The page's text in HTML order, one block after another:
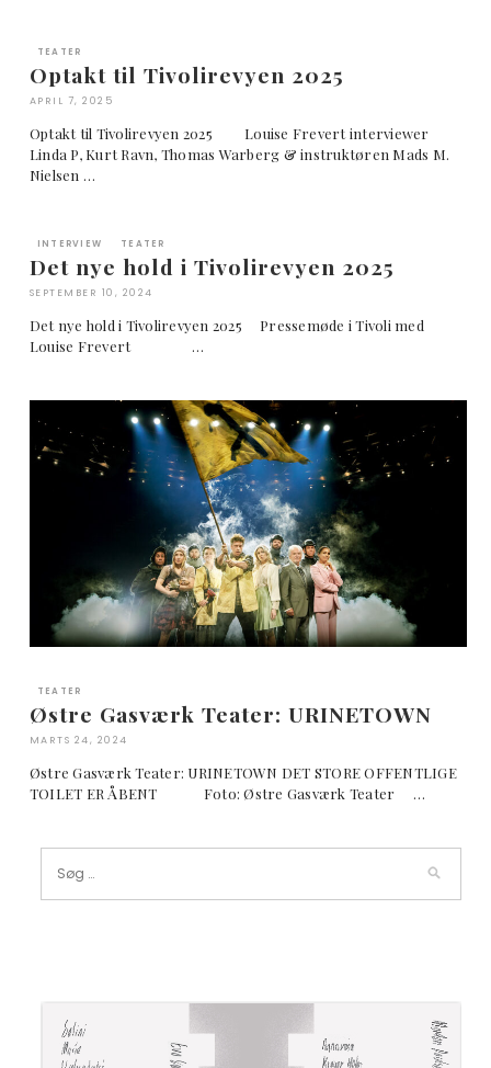
TEATER
Optakt til Tivolirevyen 2025
APRIL 7, 2025
Optakt til Tivolirevyen 2025 Louise Frevert interviewer
Linda P, Kurt Ravn, Thomas Warberg & instruktøren Mads M.
Nielsen …
INTERVIEW TEATER
Det nye hold i Tivolirevyen 2025
SEPTEMBER 10, 2024
Det nye hold i Tivolirevyen 2025 Pressemøde i Tivoli med
Louise Frevert …
TEATER
Østre Gasværk Teater: URINETOWN
MARTS 24, 2024
Østre Gasværk Teater: URINETOWN DET STORE OFFENTLIGE
TOILET ER ÅBENT Foto: Østre Gasværk Teater …